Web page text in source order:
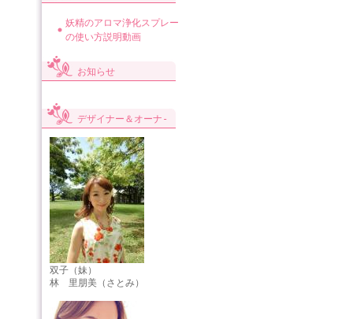
妖精のアロマ浄化スプレー
の使い方説明動画
お知らせ
デザイナー＆オーナ-
双子（妹）
林 里朋美（さとみ）